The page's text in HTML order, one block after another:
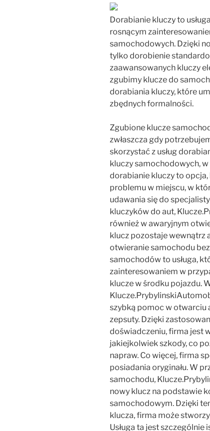
Dorabianie kluczy to
rosnącym
samochodowych. Dzięki
tylko dorobienie
zaawansowanych kluczy
zgubimy klucze do
dorabiania kluczy, które
zbędnych formalności.
Zgubione klucze
zwłaszcza gdy
skorzystać z usług
kluczy samochodowych,
dorabianie kluczy to
problemu w miejscu, w
udawania się do
kluczyków do aut,
również w awaryjnym
klucz pozostaje wewnątrz
otwieranie samochodu
samochodów to usługa,
zainteresowaniem w
klucze w środku pojazdu.
szybką pomoc w otwarciu
zepsuty. Dzięki
doświadczeniu, firma jest
jakiejkolwiek szkody, co
napraw. Co więcej, firma
posiadania oryginału. W
samochodu,
nowy klucz na podstawie
samochodowym. Dzięki
klucza, firma może
Usługa ta jest